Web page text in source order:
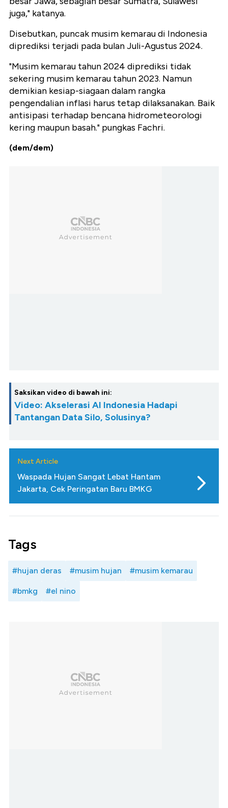
juga," katanya.
Disebutkan, puncak musim kemarau di Indonesia
diprediksi terjadi pada bulan Juli-Agustus 2024.
"Musim kemarau tahun 2024 diprediksi tidak
sekering musim kemarau tahun 2023. Namun
demikian kesiap-siagaan dalam rangka
pengendalian inflasi harus tetap dilaksanakan. Baik
antisipasi terhadap bencana hidrometeorologi
kering maupun basah." pungkas Fachri.
(dem/dem)
Saksikan video di bawah ini:
Video: Akselerasi AI Indonesia Hadapi
Tantangan Data Silo, Solusinya?
Next Article
Waspada Hujan Sangat Lebat Hantam
Jakarta, Cek Peringatan Baru BMKG
Tags
#hujan deras #musim hujan #musim kemarau
#bmkg #el nino